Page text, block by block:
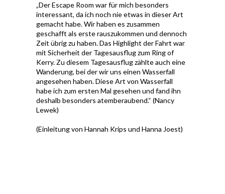
„Der Escape Room war für mich besonders
interessant, da ich noch nie etwas in dieser Art
gemacht habe. Wir haben es zusammen
geschafft als erste rauszukommen und dennoch
Zeit übrig zu haben. Das Highlight der Fahrt war
mit Sicherheit der Tagesausflug zum Ring of
Kerry. Zu diesem Tagesausflug zählte auch eine
Wanderung, bei der wir uns einen Wasserfall
angesehen haben. Diese Art von Wasserfall
habe ich zum ersten Mal gesehen und fand ihn
deshalb besonders atemberaubend.“ (Nancy
Lewek)
(Einleitung von Hannah Krips und Hanna Joest)